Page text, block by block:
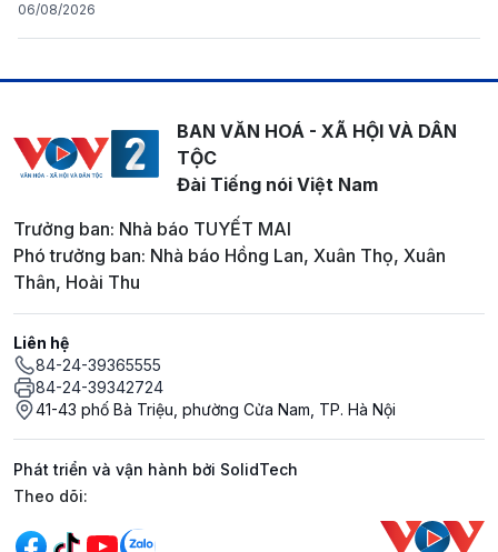
06/08/2026
BAN VĂN HOÁ - XÃ HỘI VÀ DÂN
TỘC
Đài Tiếng nói Việt Nam
Trưởng ban: Nhà báo TUYẾT MAI
Phó trưởng ban: Nhà báo Hồng Lan, Xuân Thọ, Xuân
Thân, Hoài Thu
Liên hệ
84-24-39365555
84-24-39342724
41-43 phố Bà Triệu, phường Cửa Nam, TP. Hà Nội
Phát triển và vận hành bởi SolidTech
Mạng xã hội
Theo dõi: